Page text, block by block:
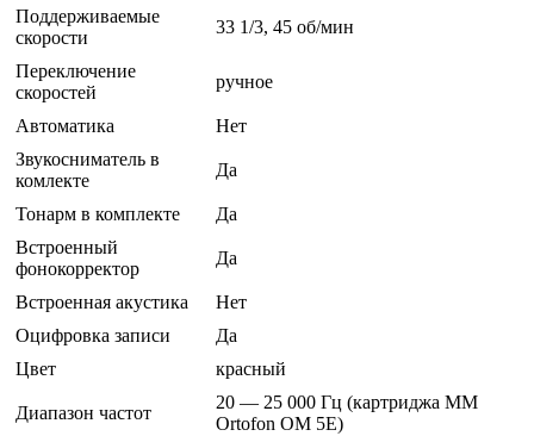
Поддерживаемые
скорости
33 1/3, 45 об/мин
Переключение
скоростей
ручное
Автоматика
Нет
Звукосниматель в
комлекте
Да
Тонарм в комплекте
Да
Встроенный
фонокорректор
Да
Встроенная акустика
Нет
Оцифровка записи
Да
Цвет
красный
Диапазон частот
20 — 25 000 Гц (картриджа MM
Ortofon OM 5E)